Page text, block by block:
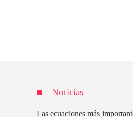
Noticias
Las ecuaciones más